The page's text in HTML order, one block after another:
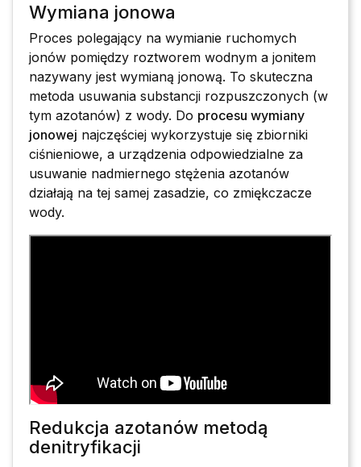
Wymiana jonowa
Proces polegający na wymianie ruchomych
jonów pomiędzy roztworem wodnym a jonitem
nazywany jest wymianą jonową. To skuteczna
metoda usuwania substancji rozpuszczonych (w
tym azotanów) z wody. Do procesu wymiany
jonowej najczęściej wykorzystuje się zbiorniki
ciśnieniowe, a urządzenia odpowiedzialne za
usuwanie nadmiernego stężenia azotanów
działają na tej samej zasadzie, co zmiękczacze
wody.
Redukcja azotanów metodą
denitryfikacji